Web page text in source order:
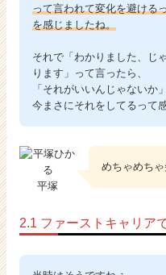
って言われて変化を避ける
を感じましたね。
それで「わかりました、じ
ります」って言ったら、
「それがいいんじゃないか
今まさにそれをしてるって
平塚
めちゃめちゃ
2.1 ファーストキャリア